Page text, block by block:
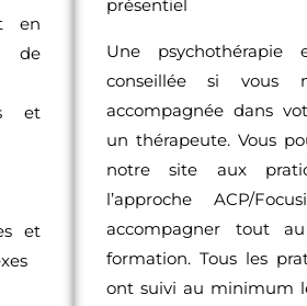
en
de
et
et
présentiel
Une psychothérapie
conseillée si vous
accompagnée dans
un thérapeute. Vous
notre site aux
l’approche ACP/
accompagner tout
formation. Tous les
ont suivi au minimum